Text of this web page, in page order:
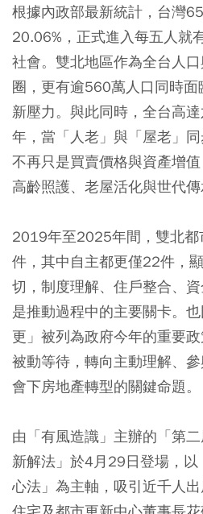
根據內政部最新統計，台灣
20.06%，正式進入每五人就
社會。雙北地區作為全台人
圈，更有逾560萬人口同時
新壓力。與此同時，全台高
年，當「人老」與「屋老」
不再只是買賣價格與資產增值
高齡照護、老屋活化與世代傳
2019年至2025年間，雙北
件，其中自主都更僅22件，
切，制度理解、住戶整合、
是推動過程中的主要關卡。
更」被列為政府今年的重要
被動等待，轉向主動理解、
會下房地產轉型的關鍵命題。
由「有風造識」主辦的「第
新解法」於4月29日登場，
心法」為主軸，吸引近千人